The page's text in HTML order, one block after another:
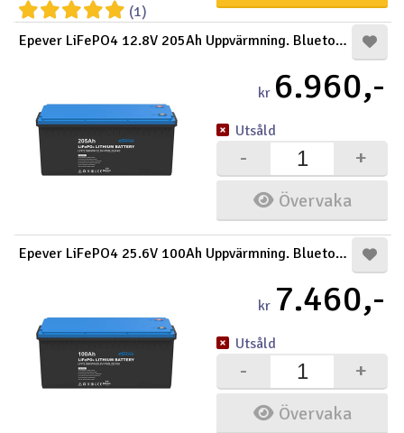
(1)
Epever LiFePO4 12.8V 205Ah Uppvärmning. Bluetooth
kr 6.960,-
Övervaka
+
-
Utsåld
Epever LiFePO4 25.6V 100Ah Uppvärmning. Bluetooth
kr 7.460,-
Övervaka
+
-
Utsåld